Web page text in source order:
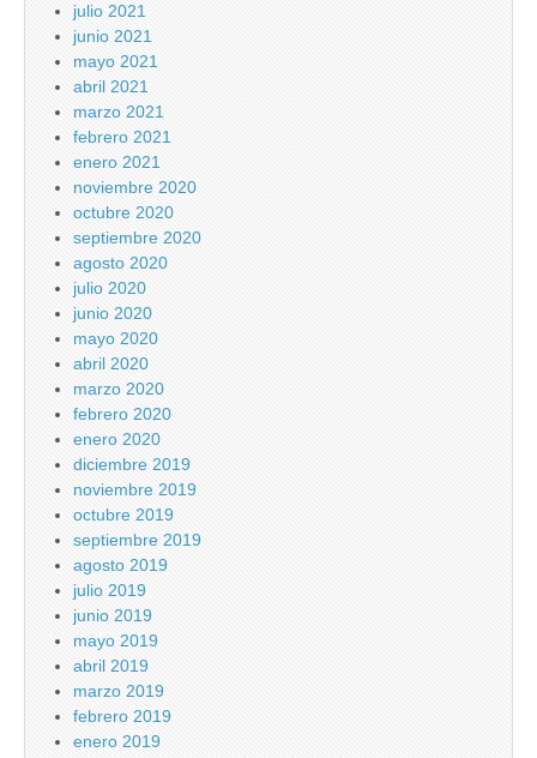
julio 2021
junio 2021
mayo 2021
abril 2021
marzo 2021
febrero 2021
enero 2021
noviembre 2020
octubre 2020
septiembre 2020
agosto 2020
julio 2020
junio 2020
mayo 2020
abril 2020
marzo 2020
febrero 2020
enero 2020
diciembre 2019
noviembre 2019
octubre 2019
septiembre 2019
agosto 2019
julio 2019
junio 2019
mayo 2019
abril 2019
marzo 2019
febrero 2019
enero 2019